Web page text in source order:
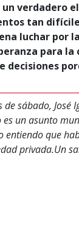
verdadero
tan
luchar por
para
decisiones
de sábado,
es un asunto
entiendo que
privada.Un